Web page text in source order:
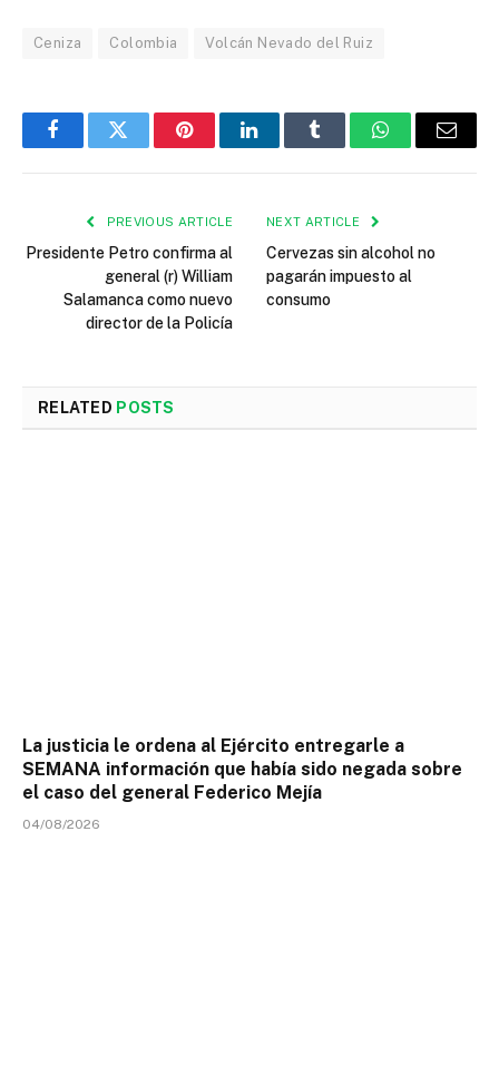
Ceniza Colombia Volcán Nevado del Ruiz
FacebookTwitter PinterestLinkedInTumblr WhatsAppEmail
PREVIOUS ARTICLE
Presidente Petro confirma al
general (r) William
Salamanca como nuevo
director de la Policía
NEXT ARTICLE
Cervezas sin alcohol no
pagarán impuesto al
consumo
RELATED POSTS
La justicia le ordena al Ejército entregarle a
SEMANA información que había sido negada sobre
el caso del general Federico Mejía
04/08/2026